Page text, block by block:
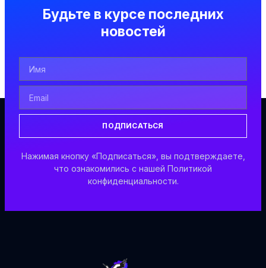
Будьте в курсе последних
новостей
ПОДПИСАТЬСЯ
Нажимая кнопку «Подписаться», вы подтверждаете,
что ознакомились с нашей Политикой
конфиденциальности.